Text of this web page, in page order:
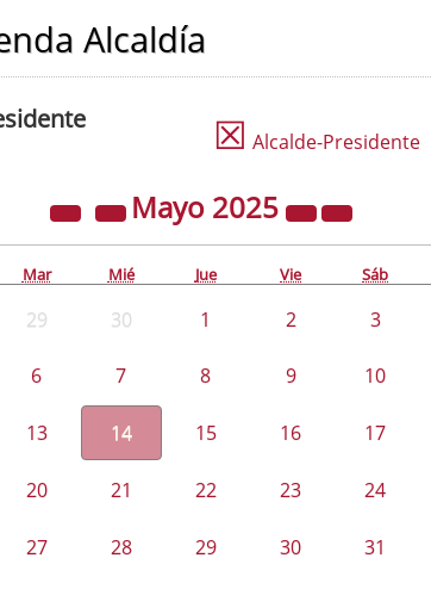
Alcaldía
☒ Alcalde-Presidente
Mayo 2025
Mar Mié Jue Vie Sáb
29 30 1 2 3
6 7 8 9 10
13 14 15 16 17
20 21 22 23 24
27 28 29 30 31